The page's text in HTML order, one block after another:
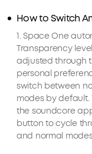
How to Switch
1. Space One
Transparency
adjusted through
personal
switch between
modes by
the soundcore
button to cycle
and normal